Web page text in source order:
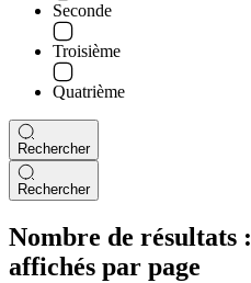
Seconde
Troisième
Quatrième
Rechercher
Rechercher
Nombre de résultats :
affichés par page